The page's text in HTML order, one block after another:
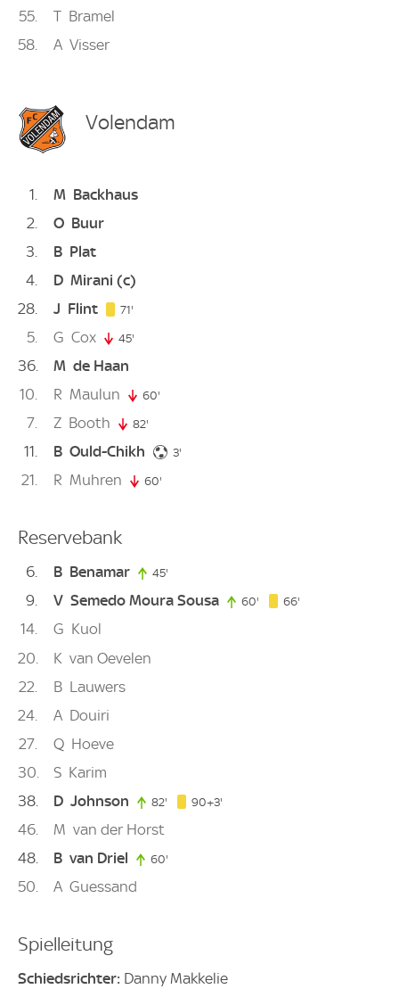
55 T Bramel
58
A Visser
Volendam
1 M Backhaus
2
O Buur
3
B Plat
4
D Mirani (c)
28
J Flint 71'
5 G Cox 45'
36 M de Haan
10
R Maulun 60'
7 Z Booth 82'
11 B Ould-Chikh 3'
21 R Muhren 60'
Reservebank
6 B Benamar 45'
9 V Semedo Moura Sousa 60' 60. minute
66'
14 G Kuol
20
K van Oevelen
22
B Lauwers
24
A Douiri
27
Q Hoeve
30
S Karim
38
D Johnson 82' 82. minute
90+3'
46 M van der Horst
48
B van Driel 60'
50 A Guessand
Spielleitung
Schiedsrichter: Danny Makkelie